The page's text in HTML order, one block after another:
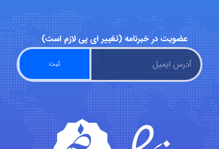
malekf
abolfazlkoshehe
abolfazlkoshehe
عضویت در خبرنامه (تغییر ای پی لازم است)